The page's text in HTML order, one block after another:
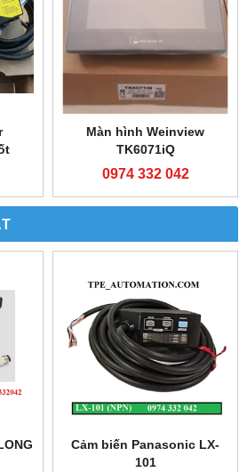
Màn hình Weinview
TK6071iQ
0974 332 042
Cảm biến Panasonic LX-
101